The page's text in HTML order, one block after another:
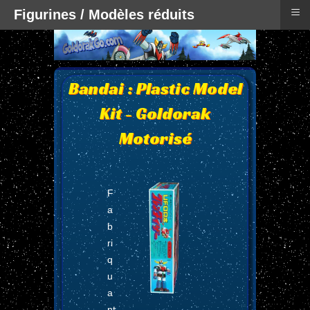
Bandai : Plastic Model
Kit - Goldorak
Motorisé
F
a
b
ri
q
u
a
Figurines / Modèles réduits ≡